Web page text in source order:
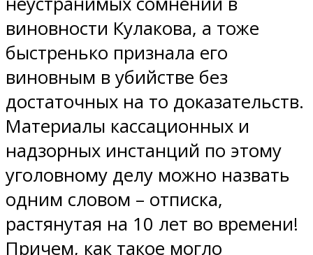
виновности Кулакова, а тоже
быстренько признала его
виновным в убийстве без
достаточных на то доказательств.
Материалы кассационных и
надзорных инстанций по этому
уголовному делу можно назвать
одним словом – отписка,
растянутая на 10 лет во времени!
Причем, как такое могло